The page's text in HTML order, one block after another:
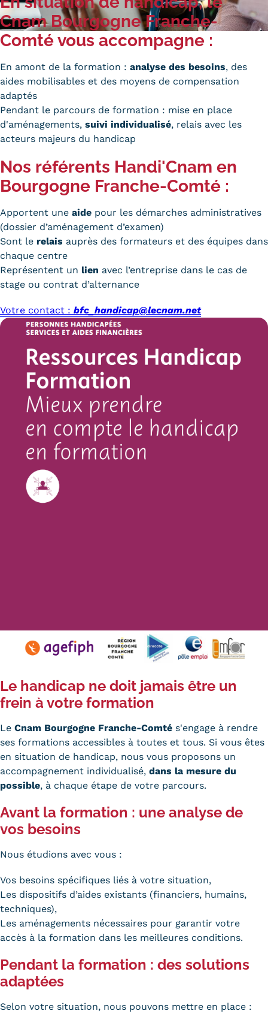
Carte lieux et centres Cnam en
BFC
Nos centres administratifs
Quoi de neuf au Cnam BFC?
Actualités
Agenda
Revue de presse
Contact
Contacts services
Formulaire de contact
Formations
Trouver votre formation
OFFRE EN BFC
OFFRE NATIONALE
Catalogue national
Équivalences, passerelles et
suites de parcours
Modalités d'enseignement
Formation en présentiel
Alternance
Validation des acquis
professionnels et personnels
(VAPP)
Infos pratiques
Discrimination/égalité/mixité
Handi'Cnam
Témoignages
Statistiques
Téléchargements
Qualiopi
Mobilité internationale et
Cnam Bourgogne Franche-
Comté vous accompagne :
En amont de la formation : analyse des besoins, des
aides mobilisables et des moyens de compensation
adaptés
Pendant le parcours de formation : mise en place
d'aménagements, suivi individualisé, relais avec les
acteurs majeurs du handicap
Nos référents Handi'Cnam en
Bourgogne Franche-Comté :
Apportent une aide pour les démarches administratives
(dossier d’aménagement d’examen)
Sont le relais auprès des formateurs et des équipes dans
chaque centre
Représentent un lien avec l’entreprise dans le cas de
stage ou contrat d’alternance
Votre contact : bfc_handicap@lecnam.net
Le handicap ne doit jamais être un
frein à votre formation
Le Cnam Bourgogne Franche-Comté s'engage à rendre
ses formations accessibles à toutes et tous. Si vous êtes
en situation de handicap, nous vous proposons un
accompagnement individualisé, dans la mesure du
possible, à chaque étape de votre parcours.
Avant la formation : une analyse de
vos besoins
Nous étudions avec vous :
Vos besoins spécifiques liés à votre situation,
Les dispositifs d’aides existants (financiers, humains,
techniques),
Les aménagements nécessaires pour garantir votre
accès à la formation dans les meilleures conditions.
Pendant la formation : des solutions
adaptées
Selon votre situation, nous pouvons mettre en place :